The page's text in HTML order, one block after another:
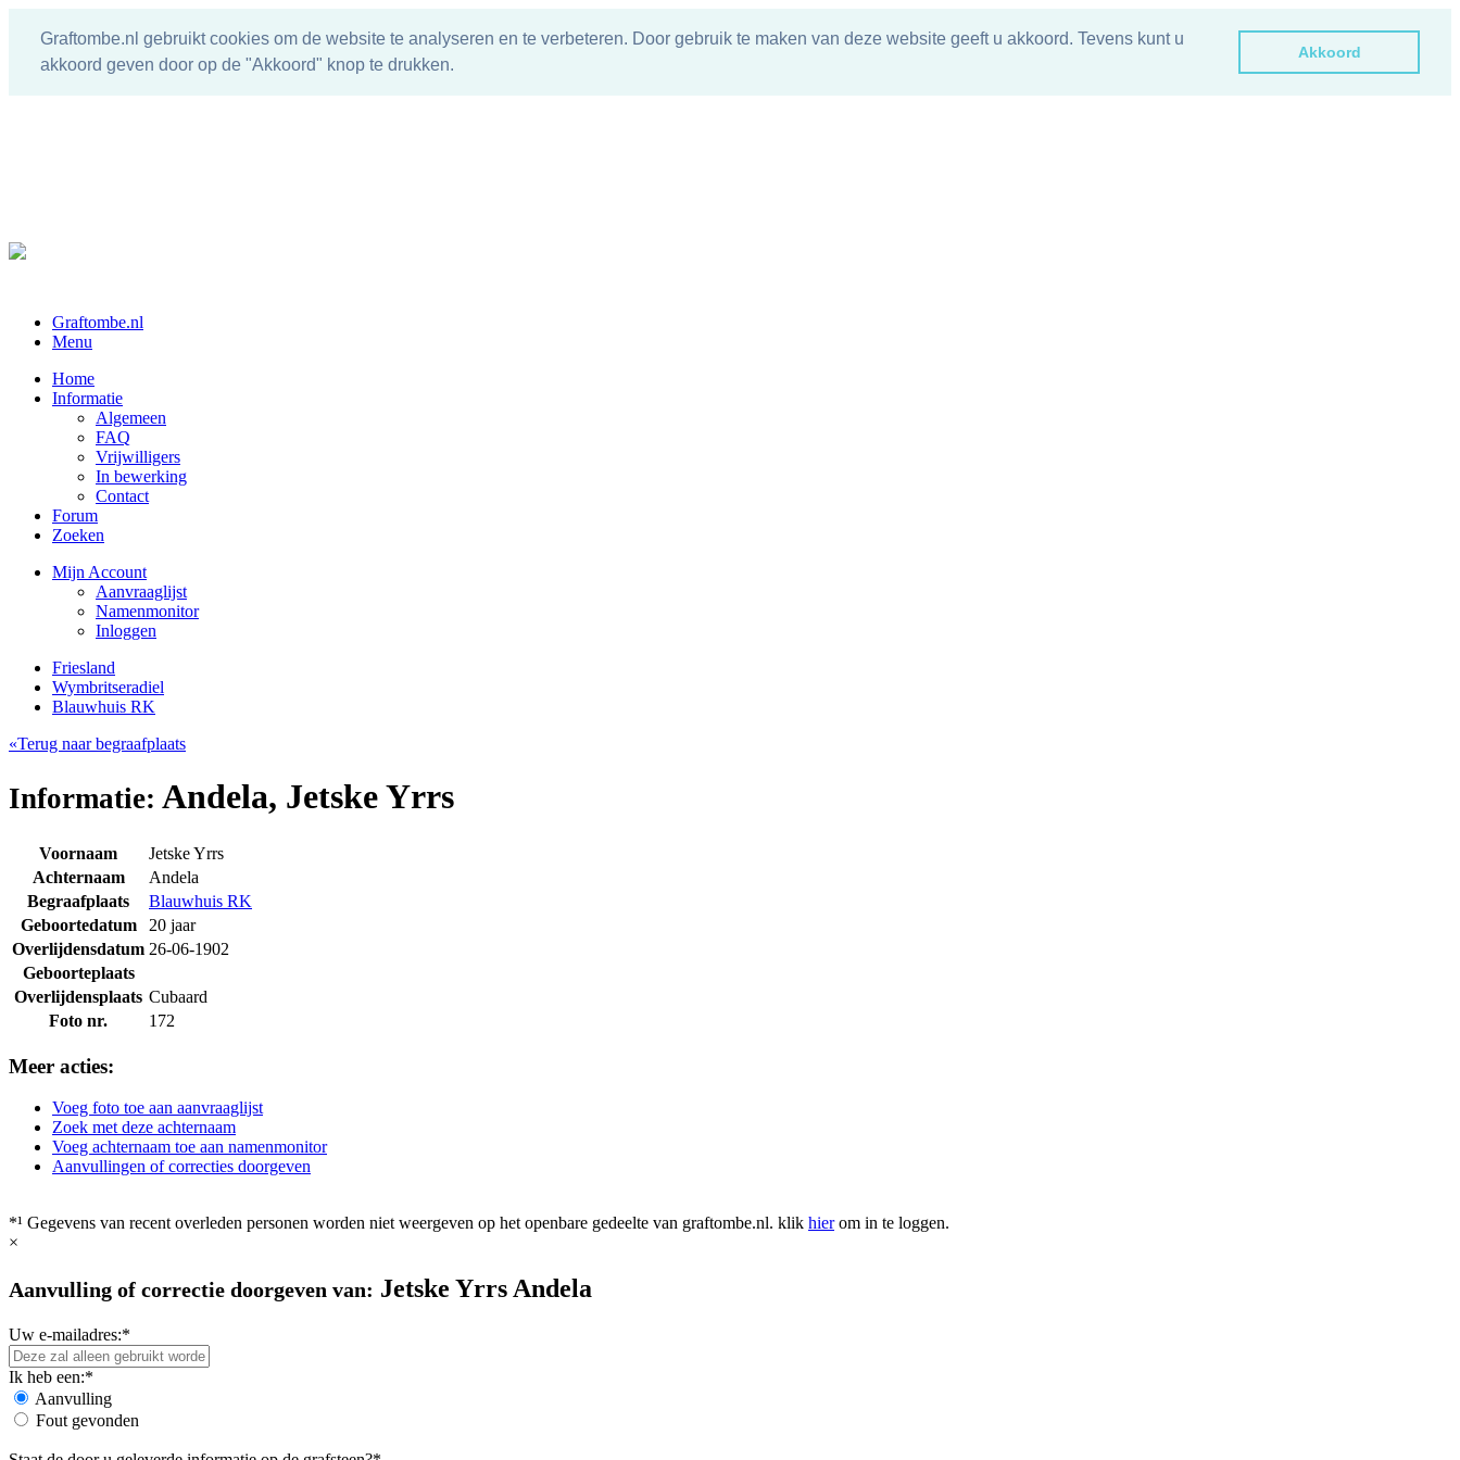
Graftombe.nl gebruikt cookies om de website te analyseren en te verbeteren. Door gebruik te maken van deze website geeft u akkoord. Tevens kunt u
akkoord geven door op de "Akkoord" knop te drukken.
Akkoord
Graftombe.nl
Menu
Home
Informatie
Algemeen
FAQ
Vrijwilligers
In bewerking
Contact
Forum
Zoeken
Mijn Account
Aanvraaglijst
Namenmonitor
Inloggen
Friesland
Wymbritseradiel
Blauwhuis RK
«Terug naar begraafplaats
Informatie: Andela, Jetske Yrrs
Voornaam
Jetske Yrrs
Achternaam
Andela
Begraafplaats
Blauwhuis RK
Geboortedatum
20 jaar
Overlijdensdatum 26-06-1902
Geboorteplaats
Overlijdensplaats Cubaard
Foto nr.
172
Meer acties:
Voeg foto toe aan aanvraaglijst
Zoek met deze achternaam
Voeg achternaam toe aan namenmonitor
Aanvullingen of correcties doorgeven
*¹ Gegevens van recent overleden personen worden niet weergeven op het openbare gedeelte van graftombe.nl. klik hierom in te loggen.
×
Aanvulling of correctie doorgeven van: Jetske Yrrs Andela
Uw e-mailadres:*
Ik heb een:*
Aanvulling
Fout gevonden